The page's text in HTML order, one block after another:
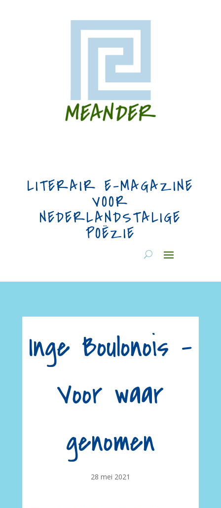
LITERAIR E-MAGAZINE
VOOR
NEDERLANDSTALIGE
POËZIE
Inge Boulonois –
Voor waar
genomen
28 mei 2021